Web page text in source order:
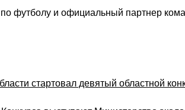
футболу и официальный партнер
стартовал девятый областной